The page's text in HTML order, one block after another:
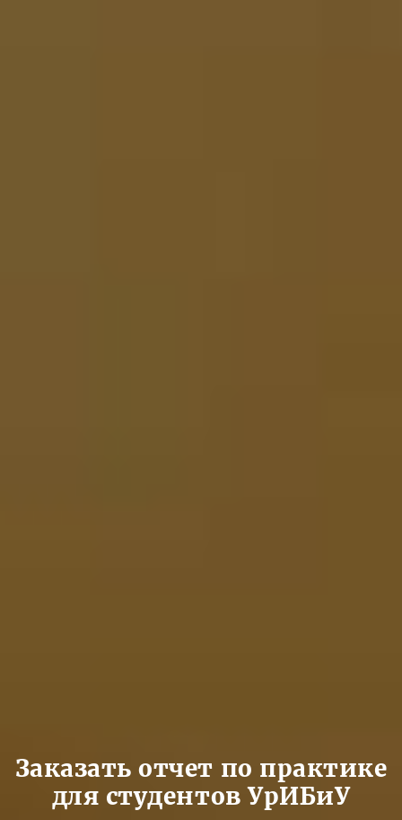
Заказать отчет по практике
для студентов УрИБиУ